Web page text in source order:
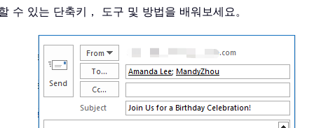
있는 단축키， 도구 및 방법을 배워보세요。